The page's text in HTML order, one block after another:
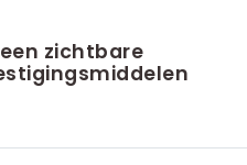
zichtbare